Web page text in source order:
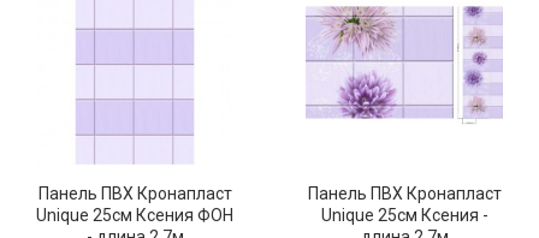
Панель ПВХ Кронапласт
Unique 25см Ксения ФОН
Панель ПВХ Кронапласт
Unique 25см Ксения -